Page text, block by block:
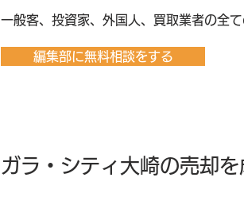
一般客、投資家、外国人、買取業者の全
編集部に無料相談をする
ガラ・シティ大崎の売却